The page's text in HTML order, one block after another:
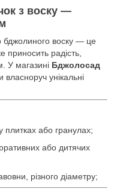
з воску —
бджолиного воску — це
радість,
У магазині Бджолосад
унікальні
або гранулах;
або дитячих
різного діаметру;